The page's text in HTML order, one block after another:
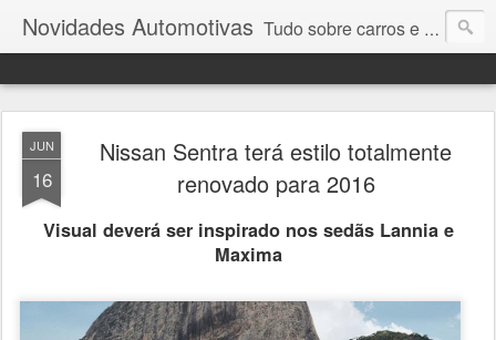
Novidades Automotivas Tudo sobre carros e motores
JUN
16
Nissan Sentra terá estilo totalmente
renovado para 2016
Visual deverá ser inspirado nos sedãs Lannia e
Maxima